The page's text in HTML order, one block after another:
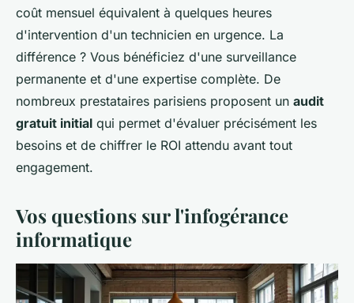
coût mensuel équivalent à quelques heures
d'intervention d'un technicien en urgence. La
différence ? Vous bénéficiez d'une surveillance
permanente et d'une expertise complète. De
nombreux prestataires parisiens proposent un audit
gratuit initial qui permet d'évaluer précisément les
besoins et de chiffrer le ROI attendu avant tout
engagement.
Vos questions sur l'infogérance
informatique